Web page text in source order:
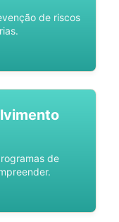
de riscos
de